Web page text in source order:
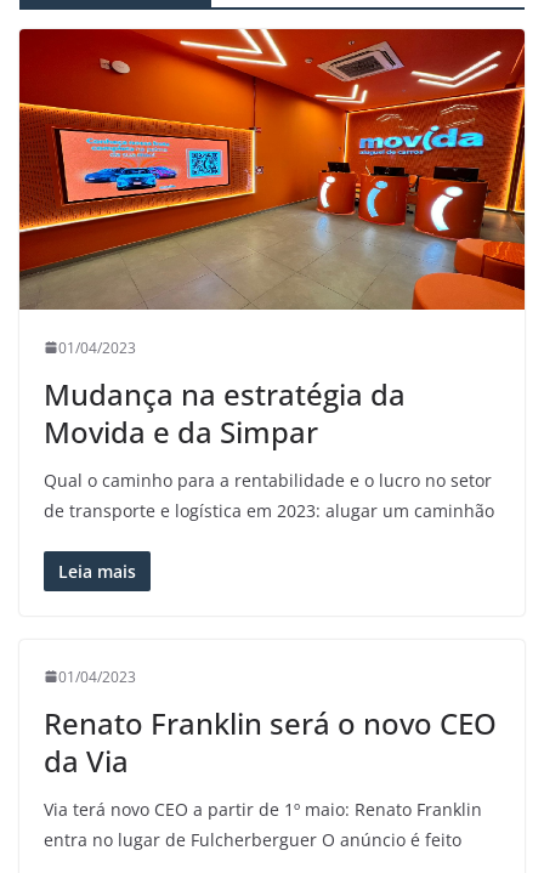
01/04/2023
Mudança na estratégia da
Movida e da Simpar
Qual o caminho para a rentabilidade e o lucro no setor
de transporte e logística em 2023: alugar um caminhão
Leia mais
01/04/2023
Renato Franklin será o novo CEO
da Via
Via terá novo CEO a partir de 1º maio: Renato Franklin
entra no lugar de Fulcherberguer O anúncio é feito